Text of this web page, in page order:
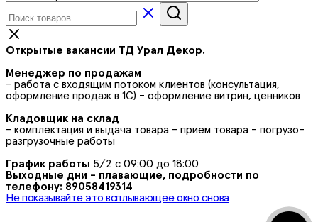
Открытые вакансии ТД Урал Декор.
Менеджер по продажам
- работа с входящим потоком клиентов (консультация,
оформление продаж в 1С) - оформление витрин, ценников
Кладовщик на склад
- комплектация и выдача товара - прием товара - погрузо-
разгрузочные работы
График работы 5/2 с 09:00 до 18:00
Выходные дни - плавающие, подробности по
телефону: 89058419314
Не показывайте это всплывающее окно снова